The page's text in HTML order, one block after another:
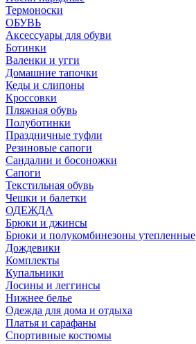
Термоноски
ОБУВЬ
Аксессуары для обуви
Ботинки
Валенки и угги
Домашние тапочки
Кеды и слипоны
Кроссовки
Пляжная обувь
Полуботинки
Праздничные туфли
Резиновые сапоги
Сандалии и босоножки
Сапоги
Текстильная обувь
Чешки и балетки
ОДЕЖДА
Брюки и джинсы
Брюки и полукомбинезоны утепленные
Дождевики
Комплекты
Купальники
Лосины и леггинсы
Нижнее белье
Одежда для дома и отдыха
Платья и сарафаны
Спортивные костюмы